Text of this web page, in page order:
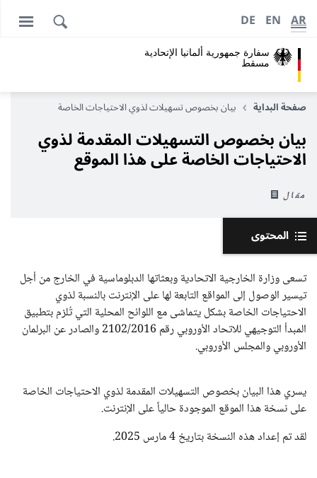
سفارة جمهورية ألمانيا الإتحادية
مسقط
AR
EN
DE
صفحة البداية بيان بخصوص تسهيلات لذوي الاحتياجات الخاصة
بيان بخصوص التسهيلات المقدمة لذوي
الاحتياجات الخاصة على هذا الموقع
مقال
المحتوى
تسعى وزارة الخارجية الاتحادية وبعثاتها الدبلوماسية في الخارج من أجل
تيسير الوصول إلى المواقع التابعة لها على الإنترنت بالنسبة لذوي
الاحتياجات الخاصة بشكل يتماشى مع اللوائح المحلية التي تُلزم بتطبيق
المبدأ التوجيهي للاتحاد الأوروبي رقم 2102/2016 والصادر عن البرلمان
الأوروبي والمجلس الأوروبي.
يسري هذا البيان بخصوص التسهيلات المقدمة لذوي الاحتياجات الخاصة
على نسخة هذا الموقع الموجودة حالياً على الإنترنت.
لقد تم إعداد هذه النسخة بتاريخ 4 مارس 2025.